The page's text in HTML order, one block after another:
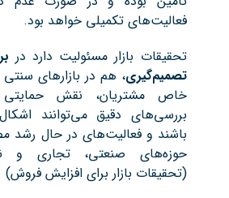
فعالیت‌های تکمیلی خواهد بود.
تحقیقات بازار مسئولیت دارد در
تصمیم‌گیری، هم در بازارهای
خاص مشتریان، نقش حمایتی
بررسی‌های دقیق می‌توانند
باشند و فعالیت‌های در حال رشد
حوزه‌های صنعتی، تجاری و
(تحقیقات بازار برای افزایش فروش)